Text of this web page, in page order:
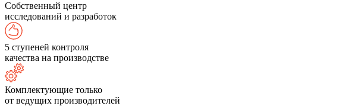
Собственный центр
исследований и разработок
5 ступеней контроля
качества на производстве
Комплектующие только
от ведущих производителей